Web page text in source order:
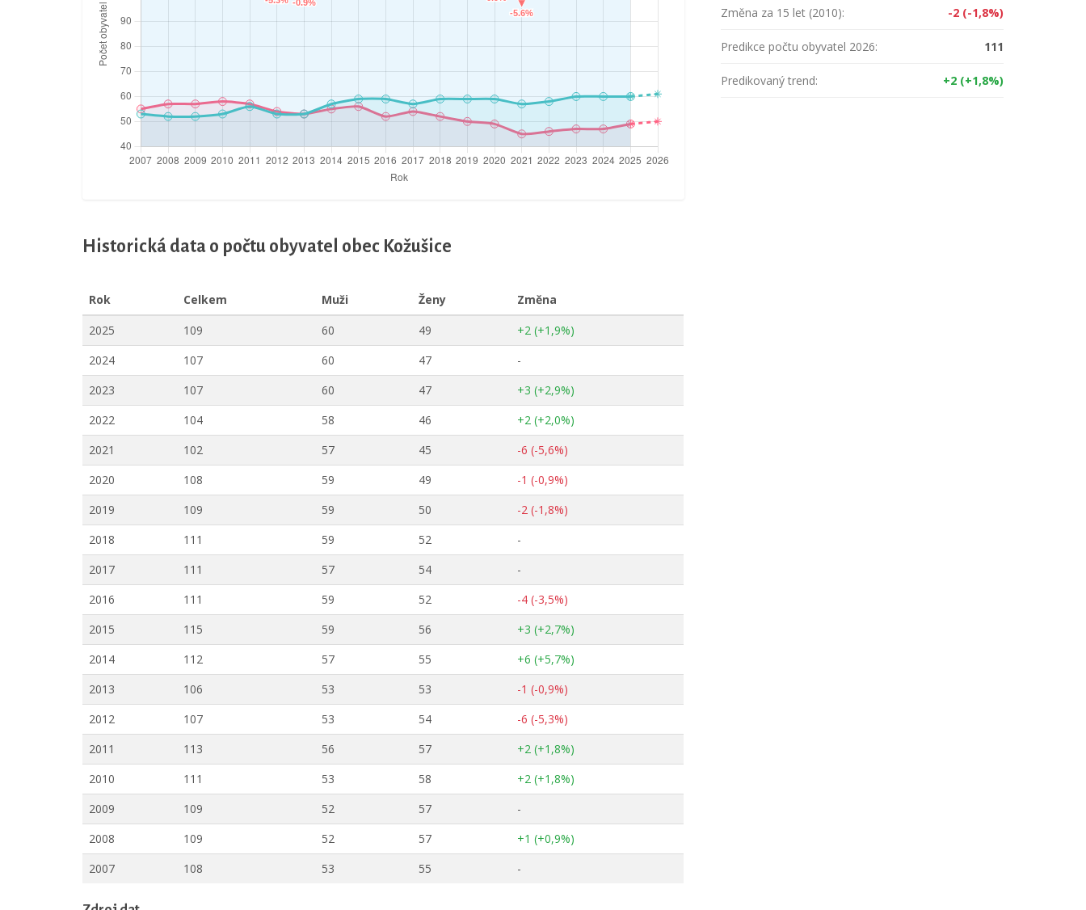
Historická data o počtu obyvatel obec Kožušice
Rok Celkem Muži Ženy
Změna
2025
109 60 49
+2 (+1,9%)
2024
107 60 47
-
2023
107 60 47
+3 (+2,9%)
2022
104 58 46
+2 (+2,0%)
2021
102 57 45
-6 (-5,6%)
2020
108 59 49
-1 (-0,9%)
2019
109 59 50
-2 (-1,8%)
2018
111 59 52
-
2017
111 57 54
-
2016
111 59 52
-4 (-3,5%)
2015
115 59 56
+3 (+2,7%)
2014
112 57 55
+6 (+5,7%)
2013
106 53 53
-1 (-0,9%)
2012
107 53 54
-6 (-5,3%)
2011
113 56 57
+2 (+1,8%)
2010
111 53 58
+2 (+1,8%)
2009
109 52 57
-
2008
109 52 57
+1 (+0,9%)
2007
108 53 55 -
Změna za 15 let (2010): -2 (-1,8%)
Predikce počtu obyvatel 2026: 111
Predikovaný trend: +2 (+1,8%)